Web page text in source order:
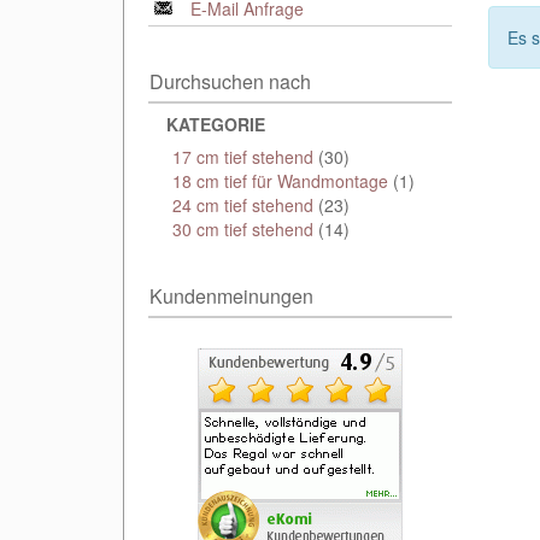
E-Mail Anfrage
Durchsuchen nach
KATEGORIE
17 cm tief stehend (30)
18 cm tief für Wandmontage (1)
24 cm tief stehend (23)
30 cm tief stehend (14)
Kundenmeinungen
Es